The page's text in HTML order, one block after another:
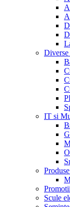
IT si
Promotii
Scule